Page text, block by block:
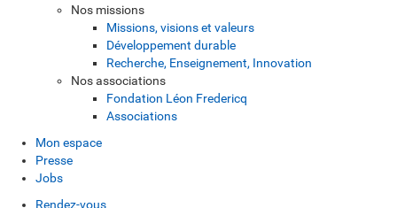
Nos missions
Missions, visions et valeurs
Développement durable
Recherche, Enseignement, Innovation
Nos associations
Fondation Léon Fredericq
Associations
Mon espace
Presse
Jobs
Rendez-vous